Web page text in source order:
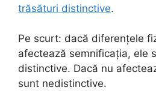
trăsături distinctive.
Pe scurt: dacă diferențele
afectează semnificația, ele
distinctive. Dacă nu
sunt nedistinctive.